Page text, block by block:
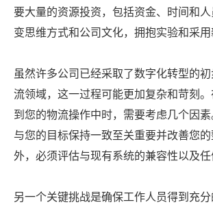
要大量的资源投资，包括资金、时间和
变思维方式和公司文化，拥抱实验和采用
虽然许多公司已经采取了数字化转型的
流领域，这一过程可能更加复杂和苛刻
到您的物流操作中时，需要考虑几个因
与您的目标保持一致至关重要并改善您
外，必须评估与现有系统的兼容性以及任
另一个关键挑战是确保工作人员得到充